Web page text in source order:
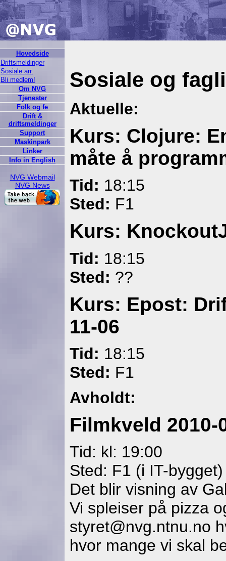
Hovedside
Driftsmeldinger
Sosiale arr.
Bli medlem!
Om NVG
Tjenester
Folk og fe
Drift &
driftsmeldinger
Support
Maskinpark
Linker
Info in English
NVG Webmail
NVG News
Sosiale og
Aktuelle:
Kurs: Clojure:
måte å
Tid: 18:15
Sted: F1
Kurs:
Tid: 18:15
Sted: ??
Kurs: Epost:
11-06
Tid: 18:15
Sted: F1
Avholdt:
Filmkveld 2010-
Tid: kl: 19:00
Sted: F1 (i IT-bygget)
Det blir visning av
Vi spleiser på pizza
styret@nvg.ntnu.no
hvor mange vi skal